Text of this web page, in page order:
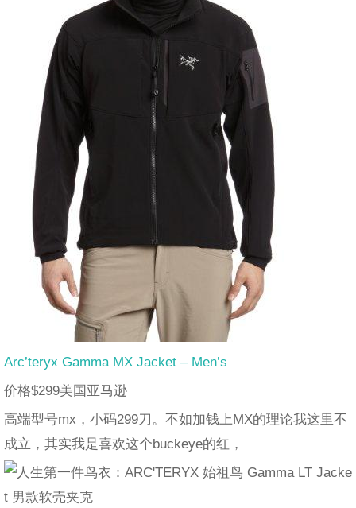
Arc’teryx Gamma MX Jacket – Men’s
价格$299美国亚马逊
高端型号mx，小码299刀。不如加钱上MX的理论我这里不
成立，其实我是喜欢这个buckeye的红，